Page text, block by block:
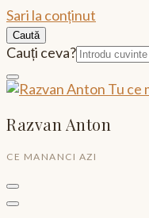
Sari la conținut
Caută
Caută:
Cauți ceva?
Razvan Anton
CE MANANCI AZI